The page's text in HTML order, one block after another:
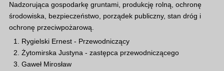
Nadzorująca gospodarkę gruntami, produkcję rolną, ochronę
środowiska, bezpieczeństwo, porządek publiczny, stan dróg i
ochronę przeciwpożarową.
Rygielski Ernest - Przewodniczący
Żytomirska Justyna - zastępca przewodniczącego
Gaweł Mirosław